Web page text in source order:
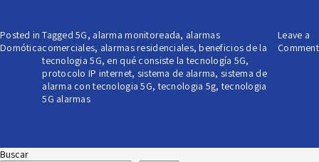
Posted in
Domótica
Tagged5G, alarma monitoreada, alarmas
comerciales, alarmas residenciales,beneficios de la
tecnologia 5G, en qué consiste la tecnología 5G,
protocolo IP internet, sistema de alarma,sistema de
alarma con tecnologia 5G,tecnologia 5g,tecnologia
5G alarmas
Leave a
Comment
Buscar